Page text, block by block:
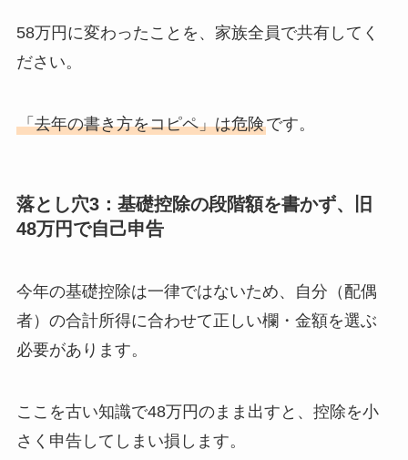
58万円に変わったことを、家族全員で共有してく
ださい。
「去年の書き方をコピペ」は危険です。
落とし穴3：基礎控除の段階額を書かず、旧
48万円で自己申告
今年の基礎控除は一律ではないため、自分（配偶
者）の合計所得に合わせて正しい欄・金額を選ぶ
必要があります。
ここを古い知識で48万円のまま出すと、控除を小
さく申告してしまい損します。